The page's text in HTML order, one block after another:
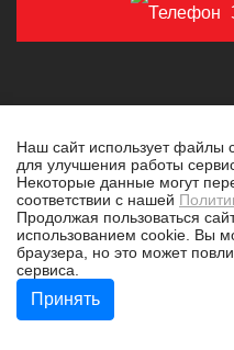
© 2019-2026 Толковая
Политика
Разработано в tim-
Наш сайт использует файлы
для улучшения работы
Некоторые данные могут
соответствии с нашей
Продолжая пользоваться
использованием cookie. Вы
браузера, но это может
сервиса.
Принять